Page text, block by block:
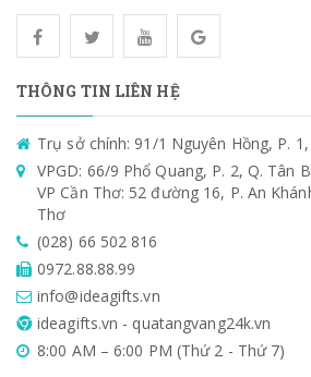
THÔNG TIN LIÊN HỆ
Trụ sở chính: 91/1 Nguyên Hồng, P.
VPGD: 66/9 Phổ Quang, P. 2, Q. Tân
VP Cần Thơ: 52 đường 16, P. An
Thơ
(028) 66 502 816
0972.88.88.99
info@ideagifts.vn
ideagifts.vn - quatangvang24k.vn
8:00 AM – 6:00 PM (Thứ 2 - Thứ 7)